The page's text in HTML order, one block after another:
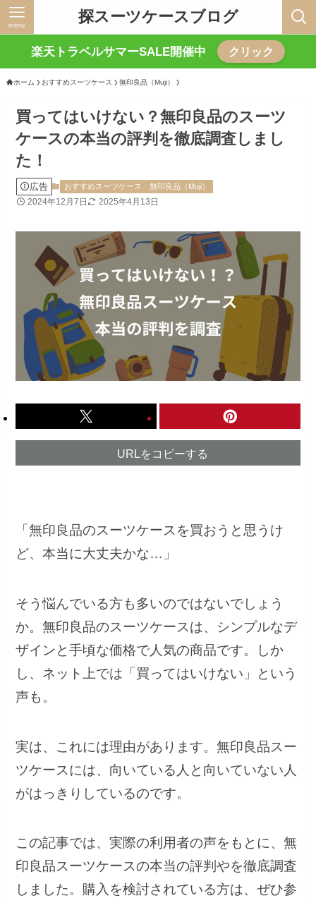
探スーツケースブログ
menu
楽天トラベルサマーSALE開催中 クリック
ホーム おすすめスーツケース 無印良品（Muji）
買ってはいけない？無印良品のスーツ
ケースの本当の評判を徹底調査しまし
た！
広告 おすすめスーツケース 無印良品（Muji）
2024年12月7日 2025年4月13日
URLをコピーする
「無印良品のスーツケースを買おうと思うけ
ど、本当に大丈夫かな…」
そう悩んでいる方も多いのではないでしょう
か。無印良品のスーツケースは、シンプルなデ
ザインと手頃な価格で人気の商品です。しか
し、ネット上では「買ってはいけない」という
声も。
実は、これには理由があります。無印良品スー
ツケースには、向いている人と向いていない人
がはっきりしているのです。
この記事では、実際の利用者の声をもとに、無
印良品スーツケースの本当の評判やを徹底調査
しました。購入を検討されている方は、ぜひ参